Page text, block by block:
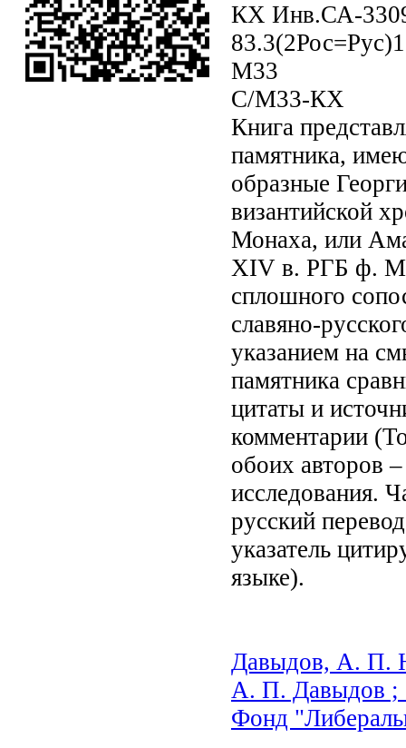
КХ Инв.СА-
83.3(2Рос=Рус)1
М33
С/М33-КХ
Книга
памятника,
образные
византийской
Монаха, или
XIV в. РГБ ф.
сплошного
славяно-
указанием на
памятника
цитаты и
комментарии
обоих авторов
исследования.
русский
указатель
языке).
Давыдов, А. П.
А. П. Давыдов ;
Фонд